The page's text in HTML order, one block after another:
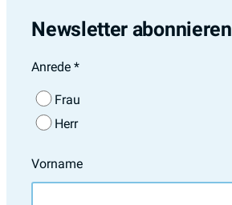
Newsletter abonnieren
Anrede *
Frau
Herr
Vorname